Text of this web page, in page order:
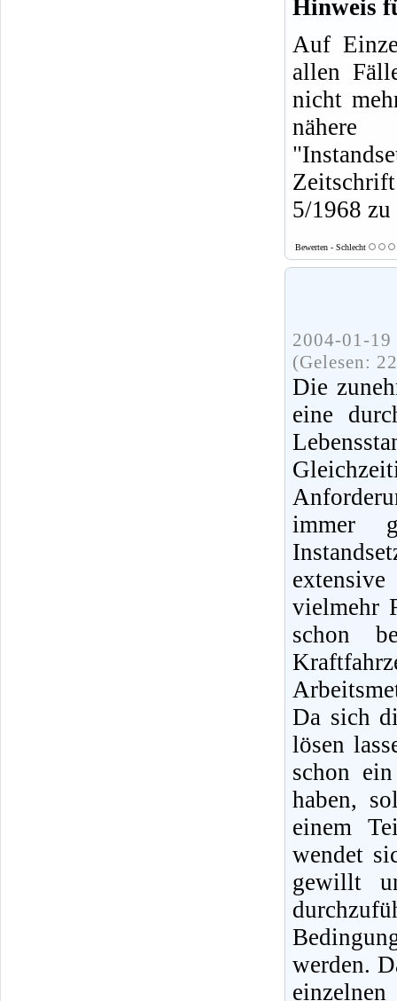
Hinweis
Auf
allen
nicht
5/1968
Bewerten - Schlecht
2004-01-
(Gelesen:
Die
eine
immer
vielmehr
schon
Da sich
lösen
schon
haben,
einem
wendet
gewillt
werden.